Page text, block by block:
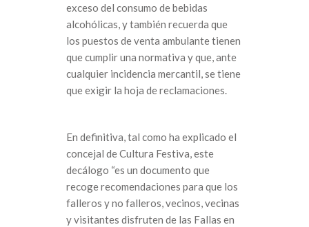
exceso del consumo de bebidas
alcohólicas, y también recuerda que
los puestos de venta ambulante tienen
que cumplir una normativa y que, ante
cualquier incidencia mercantil, se tiene
que exigir la hoja de reclamaciones.
En definitiva, tal como ha explicado el
concejal de Cultura Festiva, este
decálogo “es un documento que
recoge recomendaciones para que los
falleros y no falleros, vecinos, vecinas
y visitantes disfruten de las Fallas en